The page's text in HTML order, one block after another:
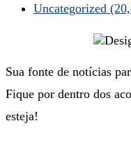
Uncategorized
Sua fonte de notícias
Fique por dentro dos
esteja!